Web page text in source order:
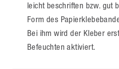
leicht beschriften bzw. gut
Form des
Bei ihm wird der Kleber
Befeuchten aktiviert.